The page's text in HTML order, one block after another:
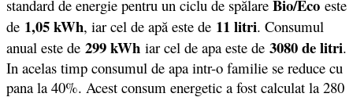
standard de energie pentru un ciclu de spălare Bio/Eco este
de 1,05 kWh, iar cel de apă este de 11 litri. Consumul
anual este de 299 kWh iar cel de apa este de 3080 de litri.
In acelas timp consumul de apa intr-o familie se reduce cu
pana la 40%. Acest consum energetic a fost calculat la 280